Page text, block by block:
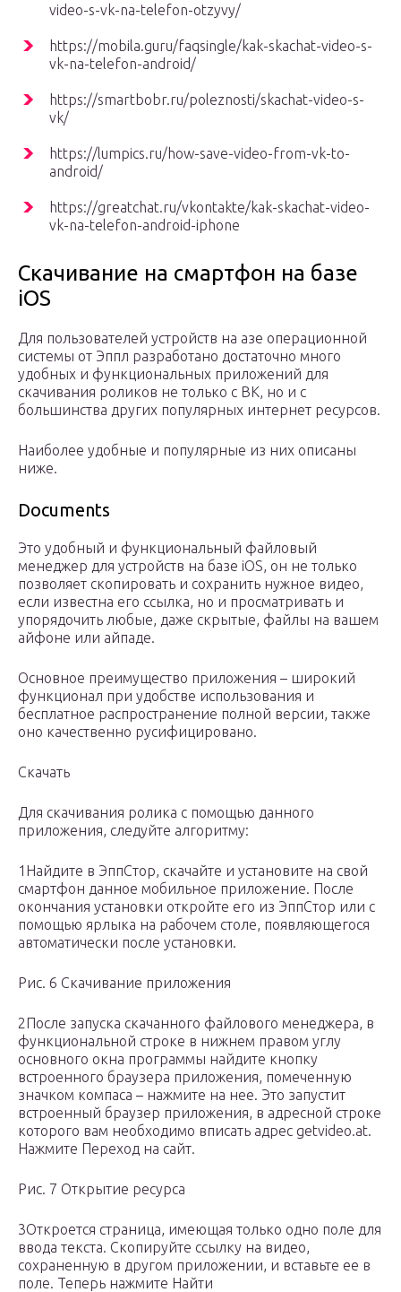
video-s-vk-na-telefon-otzyvy/
https://mobila.guru/faqsingle/kak-skachat-video-s-
vk-na-telefon-android/
https://smartbobr.ru/poleznosti/skachat-video-s-
vk/
https://lumpics.ru/how-save-video-from-vk-to-
android/
https://greatchat.ru/vkontakte/kak-skachat-video-
vk-na-telefon-android-iphone
Скачивание на смартфон на базе
iOS
Для пользователей устройств на азе операционной
системы от Эппл разработано достаточно много
удобных и функциональных приложений для
скачивания роликов не только с ВК, но и с
большинства других популярных интернет ресурсов.
Наиболее удобные и популярные из них описаны
ниже.
Documents
Это удобный и функциональный файловый
менеджер для устройств на базе iOS, он не только
позволяет скопировать и сохранить нужное видео,
если известна его ссылка, но и просматривать и
упорядочить любые, даже скрытые, файлы на вашем
айфоне или айпаде.
Основное преимущество приложения – широкий
функционал при удобстве использования и
бесплатное распространение полной версии, также
оно качественно русифицировано.
Скачать
Для скачивания ролика с помощью данного
приложения, следуйте алгоритму:
1Найдите в ЭппСтор, скачайте и установите на свой
смартфон данное мобильное приложение. После
окончания установки откройте его из ЭппСтор или с
помощью ярлыка на рабочем столе, появляющегося
автоматически после установки.
Рис. 6 Скачивание приложения
2После запуска скачанного файлового менеджера, в
функциональной строке в нижнем правом углу
основного окна программы найдите кнопку
встроенного браузера приложения, помеченную
значком компаса – нажмите на нее. Это запустит
встроенный браузер приложения, в адресной строке
которого вам необходимо вписать адрес getvideo.at.
Нажмите Переход на сайт.
Рис. 7 Открытие ресурса
3Откроется страница, имеющая только одно поле для
ввода текста. Скопируйте ссылку на видео,
сохраненную в другом приложении, и вставьте ее в
поле. Теперь нажмите Найти